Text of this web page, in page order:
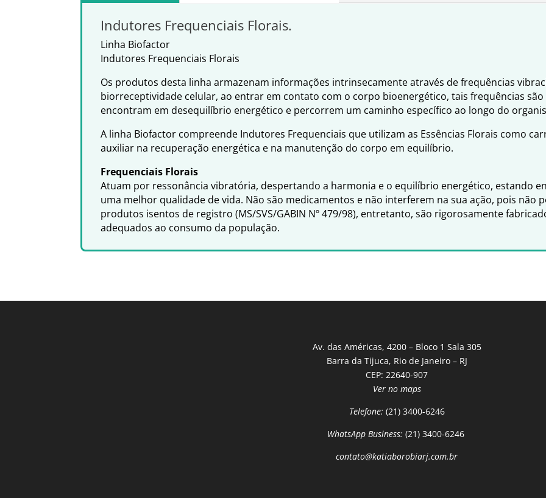
Indutores Frequenciais Florais.
Linha Biofactor
Indutores Frequenciais Florais
Os produtos desta linha armazenam informações intrinsecamente através de frequências
biorreceptividade celular, ao entrar em contato com o corpo bioenergético, tais frequências
encontram em desequilíbrio energético e percorrem um caminho específico ao longo do
A linha Biofactor compreende Indutores Frequenciais que utilizam as Essências Florais como
auxiliar na recuperação energética e na manutenção do corpo em equilíbrio.
Frequenciais Florais
Atuam por ressonância vibratória, despertando a harmonia e o equilíbrio energético, estando
uma melhor qualidade de vida. Não são medicamentos e não interferem na sua ação, pois não
produtos isentos de registro (MS/SVS/GABIN Nº 479/98), entretanto, são rigorosamente
adequados ao consumo da população.
Av. das Américas, 4200 – Bloco 1 Sala 305
Barra da Tijuca, Rio de Janeiro – RJ
CEP: 22640-907
Ver no maps
Telefone: (21) 3400-6246
WhatsApp Business: (21) 3400-6246
contato@katiaborobiarj.com.br